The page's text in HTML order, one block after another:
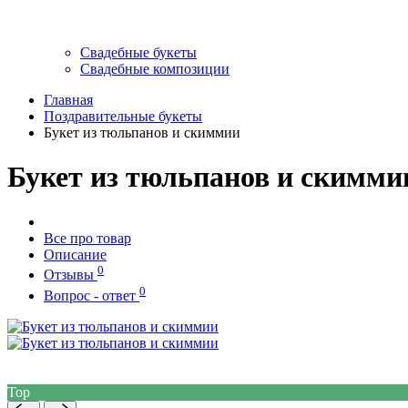
Свадебные букеты
Свадебные композиции
Главная
Поздравительные букеты
Букет из тюльпанов и скиммии
Букет из тюльпанов и
Все про товар
Описание
Отзывы 0
Вопрос - ответ 0
Top